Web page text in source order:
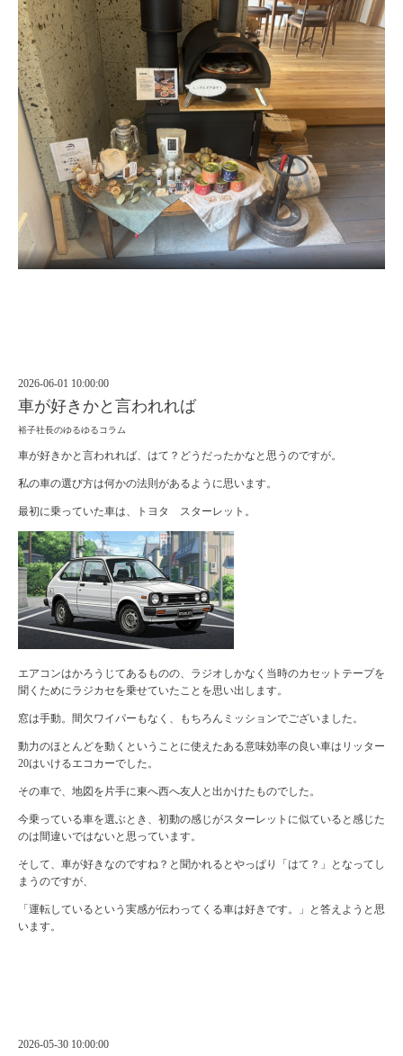
2026-06-01 10:00:00
車が好きかと言われれば
裕子社長のゆるゆるコラム
車が好きかと言われれば、はて？どうだったかなと思うのですが。
私の車の選び方は何かの法則があるように思います。
最初に乗っていた車は、トヨタ スターレット。
エアコンはかろうじてあるものの、ラジオしかなく当時のカセットテープを
聞くためにラジカセを乗せていたことを思い出します。
窓は手動。間欠ワイパーもなく、もちろんミッションでございました。
動力のほとんどを動くということに使えたある意味効率の良い車はリッター
20はいけるエコカーでした。
その車で、地図を片手に東へ西へ友人と出かけたものでした。
今乗っている車を選ぶとき、初動の感じがスターレットに似ていると感じた
のは間違いではないと思っています。
そして、車が好きなのですね？と聞かれるとやっぱり「はて？」となってし
まうのですが、
「運転しているという実感が伝わってくる車は好きです。」と答えようと思
います。
2026-05-30 10:00:00